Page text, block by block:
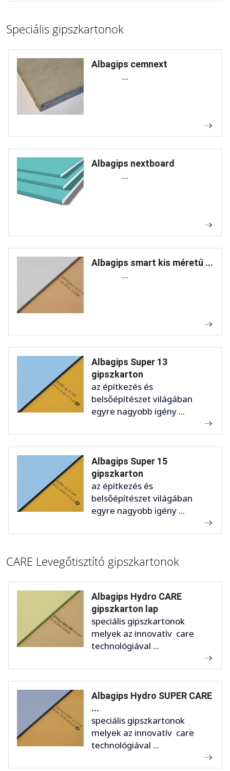
Speciális gipszkartonok
Albagips cemnext
...
Albagips nextboard
...
Albagips smart kis méretű ...
...
Albagips Super 13
gipszkarton
az építkezés és
belsőépítészet világában
egyre nagyobb igény ...
Albagips Super 15
gipszkarton
az építkezés és
belsőépítészet világában
egyre nagyobb igény ...
CARE Levegőtisztító gipszkartonok
Albagips Hydro CARE
gipszkarton lap
speciális gipszkartonok
melyek az innovatív care
technológiával ...
Albagips Hydro SUPER CARE
...
speciális gipszkartonok
melyek az innovatív care
technológiával ...